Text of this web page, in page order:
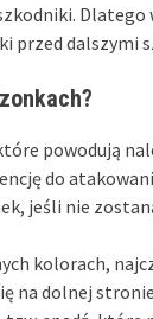
przed dalszymi
powodują
do
jeśli nie
kolorach,
na dolnej